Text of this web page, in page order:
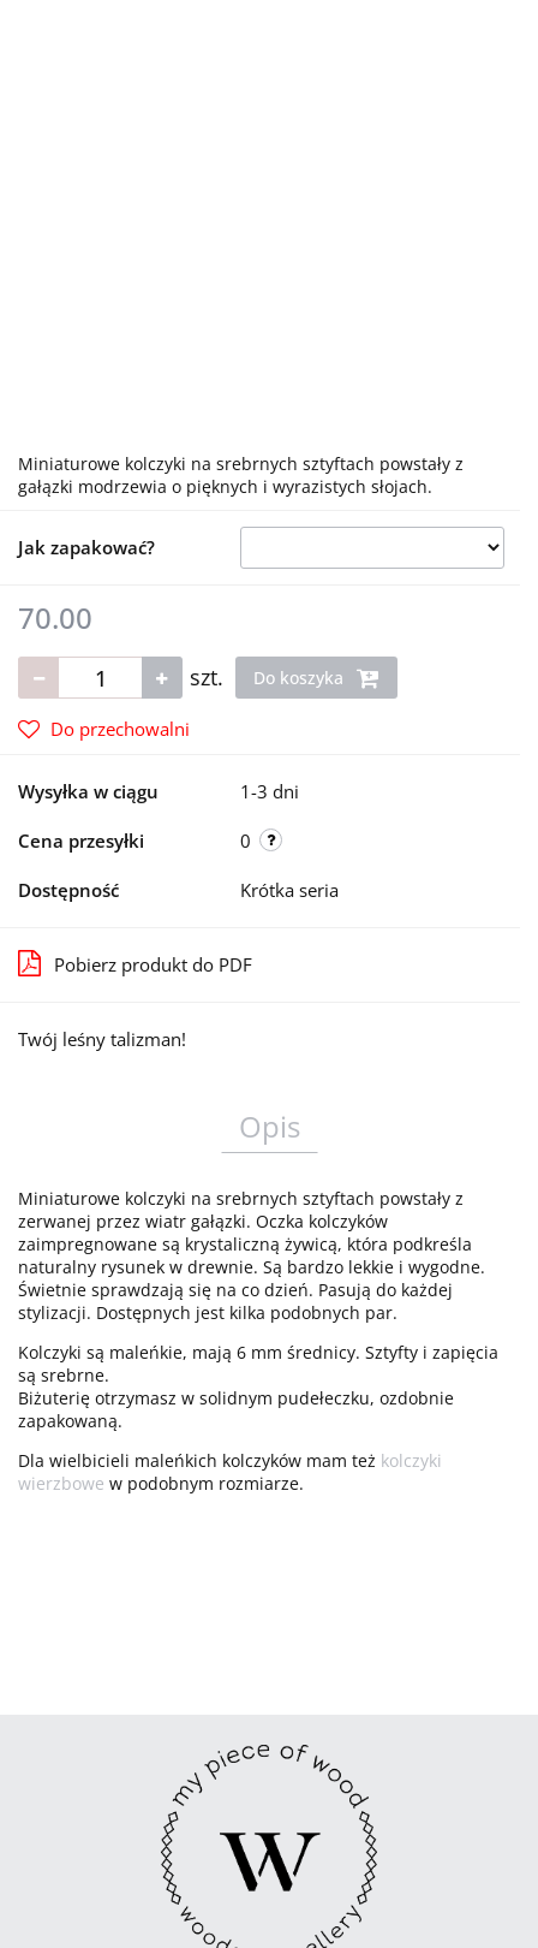
Miniaturowe kolczyki na srebrnych sztyftach powstały z
gałązki modrzewia o pięknych i wyrazistych słojach.
Jak zapakować?
70.00
szt. Do koszyka
Do przechowalni
Wysyłka w ciągu 1-3 dni
Cena przesyłki 0
Dostępność Krótka seria
Pobierz produkt do PDF
Twój leśny talizman!
Opis
Miniaturowe kolczyki na srebrnych sztyftach powstały z
zerwanej przez wiatr gałązki. Oczka kolczyków
zaimpregnowane są krystaliczną żywicą, która podkreśla
naturalny rysunek w drewnie. Są bardzo lekkie i wygodne.
Świetnie sprawdzają się na co dzień. Pasują do każdej
stylizacji. Dostępnych jest kilka podobnych par.
Kolczyki są maleńkie, mają 6 mm średnicy. Sztyfty i zapięcia
są srebrne.
Biżuterię otrzymasz w solidnym pudełeczku, ozdobnie
zapakowaną.
Dla wielbicieli maleńkich kolczyków mam też kolczyki
wierzbowe w podobnym rozmiarze.